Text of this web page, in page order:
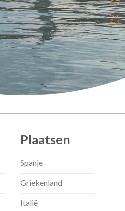
Plaatsen
Spanje
Griekenland
Italië